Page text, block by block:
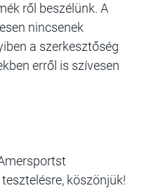
ről beszélünk. A
nincsenek
a szerkesztőség
erről is szívesen
köszönjük!